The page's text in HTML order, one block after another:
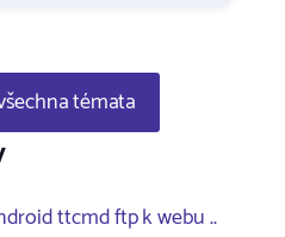
témata
ttcmd ftp k webu ..